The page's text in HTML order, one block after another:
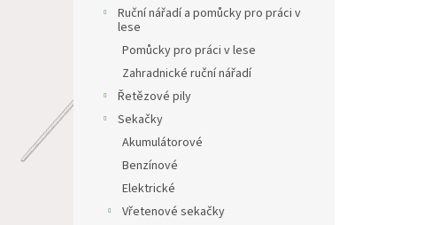
Ruční nářadí a pomůcky pro práci v
lese
Pomůcky pro práci v lese
Zahradnické ruční nářadí
Řetězové pily
Sekačky
Akumulátorové
Benzínové
Elektrické
Vřetenové sekačky